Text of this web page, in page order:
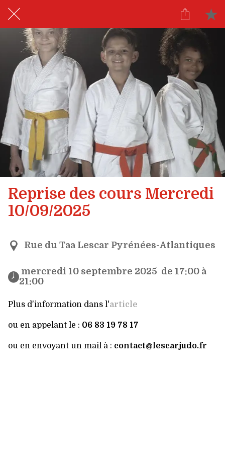
Reprise des cours Mercredi
10/09/2025
Rue du Taa Lescar Pyrénées-Atlantiques
21:00
Plus d'information dans l'article
ou en appelant le : 06 83 19 78 17
ou en envoyant un mail à : contact@lescarjudo.fr